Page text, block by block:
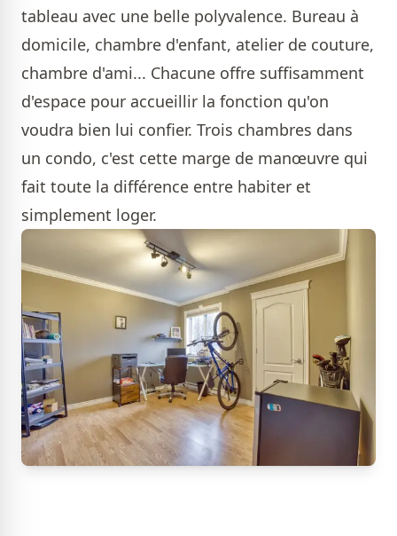
tableau avec une belle polyvalence. Bureau à
domicile, chambre d'enfant, atelier de couture,
chambre d'ami... Chacune offre suffisamment
d'espace pour accueillir la fonction qu'on
voudra bien lui confier. Trois chambres dans
un condo, c'est cette marge de manœuvre qui
fait toute la différence entre habiter et
simplement loger.